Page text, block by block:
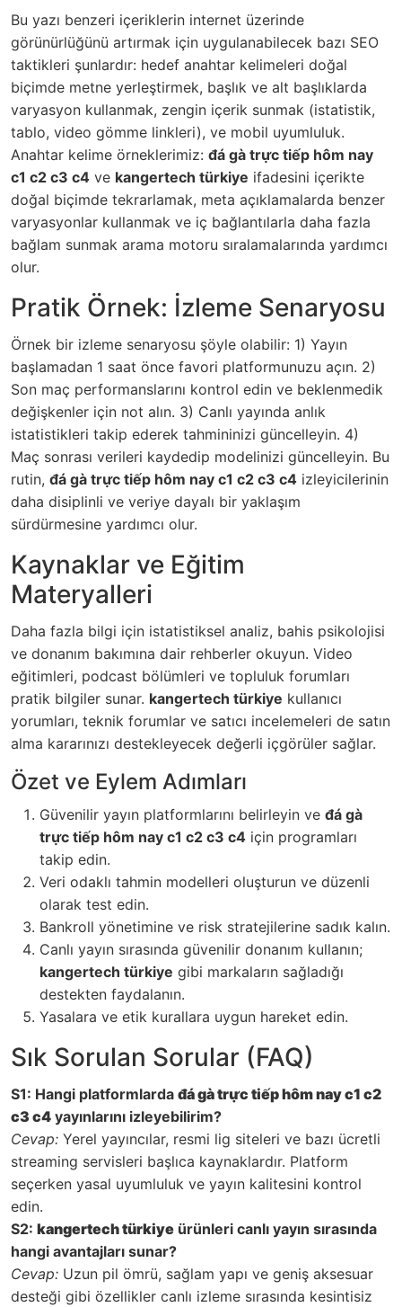
Bu yazı benzeri içeriklerin internet üzerinde
görünürlüğünü artırmak için uygulanabilecek bazı SEO
taktikleri şunlardır: hedef anahtar kelimeleri doğal
biçimde metne yerleştirmek, başlık ve alt başlıklarda
varyasyon kullanmak, zengin içerik sunmak (istatistik,
tablo, video gömme linkleri), ve mobil uyumluluk.
Anahtar kelime örneklerimiz: đá gà trực tiếp hôm nay
c1 c2 c3 c4 ve kangertech türkiye ifadesini içerikte
doğal biçimde tekrarlamak, meta açıklamalarda benzer
varyasyonlar kullanmak ve iç bağlantılarla daha fazla
bağlam sunmak arama motoru sıralamalarında yardımcı
olur.
Pratik Örnek: İzleme Senaryosu
Örnek bir izleme senaryosu şöyle olabilir: 1) Yayın
başlamadan 1 saat önce favori platformunuzu açın. 2)
Son maç performanslarını kontrol edin ve beklenmedik
değişkenler için not alın. 3) Canlı yayında anlık
istatistikleri takip ederek tahmininizi güncelleyin. 4)
Maç sonrası verileri kaydedip modelinizi güncelleyin. Bu
rutin, đá gà trực tiếp hôm nay c1 c2 c3 c4 izleyicilerinin
daha disiplinli ve veriye dayalı bir yaklaşım
sürdürmesine yardımcı olur.
Kaynaklar ve Eğitim
Materyalleri
Daha fazla bilgi için istatistiksel analiz, bahis psikolojisi
ve donanım bakımına dair rehberler okuyun. Video
eğitimleri, podcast bölümleri ve topluluk forumları
pratik bilgiler sunar. kangertech türkiye kullanıcı
yorumları, teknik forumlar ve satıcı incelemeleri de satın
alma kararınızı destekleyecek değerli içgörüler sağlar.
Özet ve Eylem Adımları
Güvenilir yayın platformlarını belirleyin ve đá gà
trực tiếp hôm nay c1 c2 c3 c4 için programları
takip edin.
Veri odaklı tahmin modelleri oluşturun ve düzenli
olarak test edin.
Bankroll yönetimine ve risk stratejilerine sadık kalın.
Canlı yayın sırasında güvenilir donanım kullanın;
kangertech türkiye gibi markaların sağladığı
destekten faydalanın.
Yasalara ve etik kurallara uygun hareket edin.
Sık Sorulan Sorular (FAQ)
S1: Hangi platformlarda đá gà trực tiếp hôm nay c1 c2
c3 c4 yayınlarını izleyebilirim?
Cevap: Yerel yayıncılar, resmi lig siteleri ve bazı ücretli
streaming servisleri başlıca kaynaklardır. Platform
seçerken yasal uyumluluk ve yayın kalitesini kontrol
edin.
S2: kangertech türkiye ürünleri canlı yayın sırasında
hangi avantajları sunar?
Cevap: Uzun pil ömrü, sağlam yapı ve geniş aksesuar
desteği gibi özellikler canlı izleme sırasında kesintisiz